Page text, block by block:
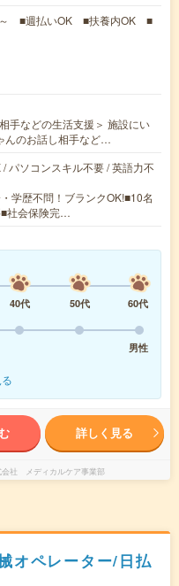
～ ■週払いOK ■扶養内OK ■
手などの生活支援＞ 施設にい
んのお話し相手など…
パソコンスキル不要 / 英語力不
学歴不問！ブランクOK!■10名
■社会保険完…
40代 50代
60代
男性
詳しく見る
会社 メディカルケア事業部
オペレーター/日払